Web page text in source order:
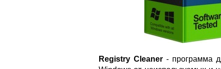
Registry Cleaner- программа